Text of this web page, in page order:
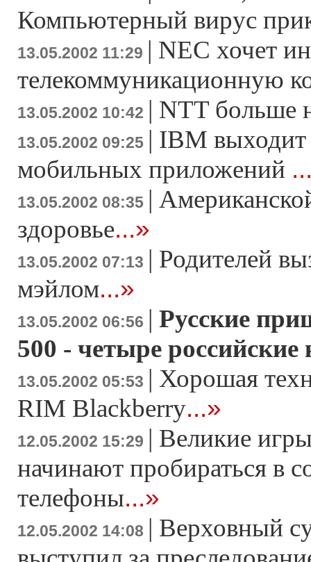
Компьютерный вирус
13.05.2002 11:29 | NEC хочет
телекоммуникационную
13.05.2002 10:42 | NTT больше
13.05.2002 09:25 | IBM
мобильных приложений
13.05.2002 08:35 |
здоровье...»
13.05.2002 07:13 | Родителей
мэйлом...»
13.05.2002 06:56 | Русские
500 - четыре
13.05.2002 05:53 | Хорошая
RIM Blackberry...»
12.05.2002 15:29 | Великие
начинают пробираться в
телефоны...»
12.05.2002 14:08 | Верховный